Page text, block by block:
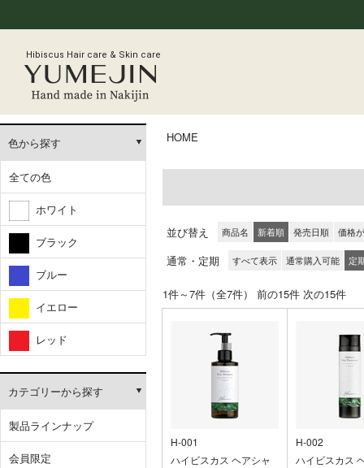
Hibiscus Hair care & Skin care
色から探す
全ての色
ホワイト
ブラック
ブルー
イエロー
レッド
カテゴリーから探す
製品ラインナップ
会員限定
HOME
並び替え 商品名 新着順 発売日順 価格
通常・定期 すべて表示 通常購入可能 定
1件～7件（全7件） 前の15件
H-001
ハイビスカス ヘアシャ
H-002
ハイビスカス